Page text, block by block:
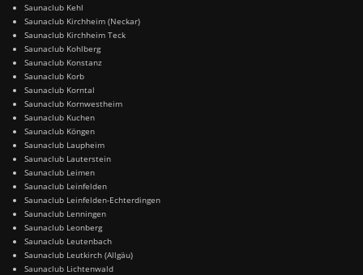
Saunaclub Kehl
Saunaclub Kirchheim (Neckar)
Saunaclub Kirchheim Teck
Saunaclub Kohlberg
Saunaclub Konstanz
Saunaclub Korb
Saunaclub Korntal
Saunaclub Kornwestheim
Saunaclub Kuchen
Saunaclub Köngen
Saunaclub Laupheim
Saunaclub Lauterstein
Saunaclub Leimen
Saunaclub Leinfelden
Saunaclub Leinfelden-Echterdingen
Saunaclub Lenningen
Saunaclub Leonberg
Saunaclub Leutenbach
Saunaclub Leutkirch (Allgäu)
Saunaclub Lichtenwald